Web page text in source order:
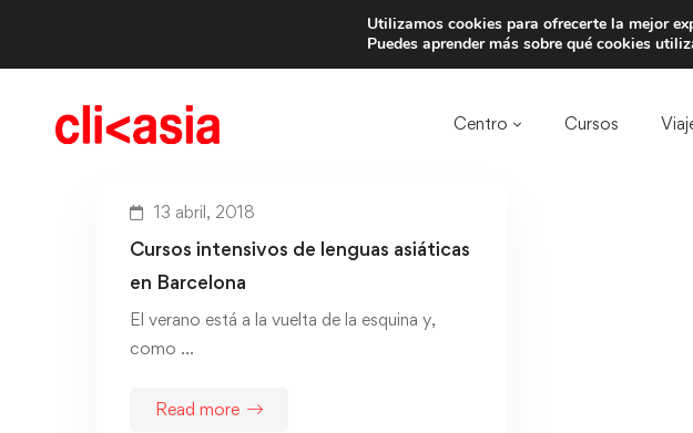
Trae a un amigo y
Centro Cursos
13 abril, 2018
Cursos intensivos de lenguas asiáticas
en Barcelona
El verano está a la vuelta de la esquina y,
como …
Read more
Utilizamos cookies para ofrecerte la mejor
Puedes aprender más sobre qué cookies